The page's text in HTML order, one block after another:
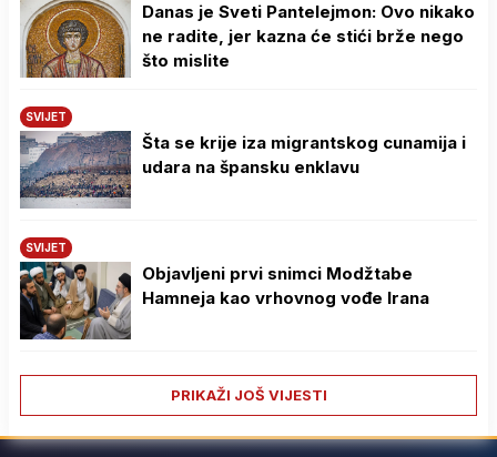
Danas je Sveti Pantelejmon: Ovo nikako
ne radite, jer kazna će stići brže nego
što mislite
SVIJET
Šta se krije iza migrantskog cunamija i
udara na špansku enklavu
SVIJET
Objavljeni prvi snimci Modžtabe
Hamneja kao vrhovnog vođe Irana
PRIKAŽI JOŠ VIJESTI